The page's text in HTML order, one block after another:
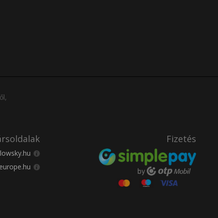
Fizetés